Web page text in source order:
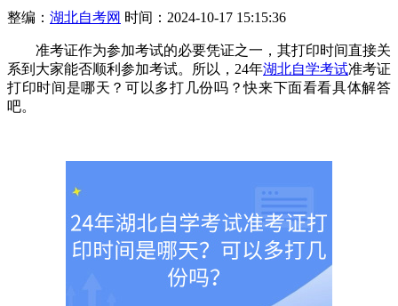
整编： 湖北自考网 时间：2024-10-17 15:15:36
准考证作为参加考试的必要凭证之一，其打印时间直接关
系到大家能否顺利参加考试。所以，24年湖北自学考试准考证
打印时间是哪天？可以多打几份吗？快来下面看看具体解答
吧。